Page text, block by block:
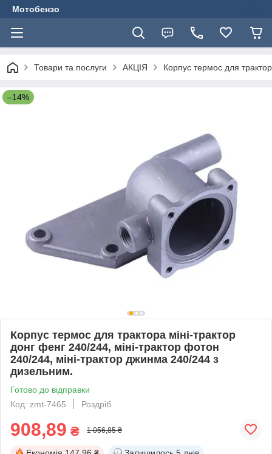
Мотобензо
Товари та послуги АКЦІЯ Корпус термос для
–14%
Корпус термос для трактора міні-трактор
донг фенг 240/244, міні-трактор фотон
240/244, міні-трактор джинма 240/244 з
дизельним.
Готово до відправки
Код: zmt-7465
Роздріб
908,89 ₴ 1 056,85 ₴